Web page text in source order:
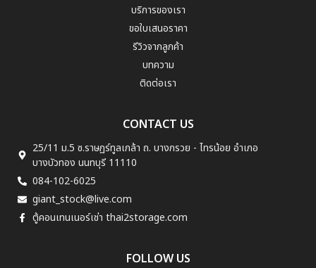
บริการของเรา
ขอใบเสนอราคา
รีวิวจากลูกค้า
บทความ
ติดต่อเรา
CONTACT US
25/11 ม.5 ซ.ราษฏร์ทูลเกล้า ถ. บางกรวย - ไทรน้อย อำเภอ
บางบัวทอง นนทบุรี 11110
084-102-6025
giant_stock@live.com
ตู้คอนเทนเนอร์เช่า thai2storage.com
FOLLOW US